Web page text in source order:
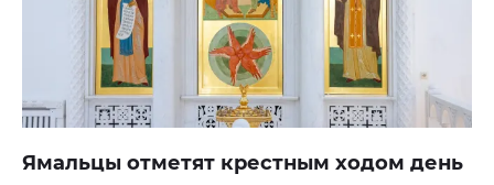
Ямальцы отметят крестным ходом день